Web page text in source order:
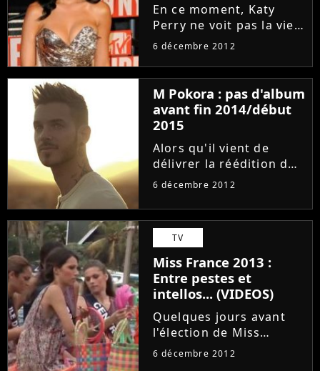
En ce moment, Katy
Perry ne voit pas la vie
en rose. La star de Wide
gérer son amitié de plus
en plus tendue avec son
ex meilleure amie
Rihanna. En effet, les...
6 décembre 2012
M Pokora : pas d'album
avant fin 2014/début
2015
Alors qu'il vient de
délivrer la réédition de
son album à succès "A
bonheur", M Pokora
annonce dans une
interview accordée à
RTL qu'il ne publiera
pas de nouveau
disque...
6 décembre 2012
TV
Miss France 2013 :
Entre pestes et
intellos... (VIDEOS)
Quelques jours avant
l'élection de Miss
France 2013, qui aura
6 décembre 2012